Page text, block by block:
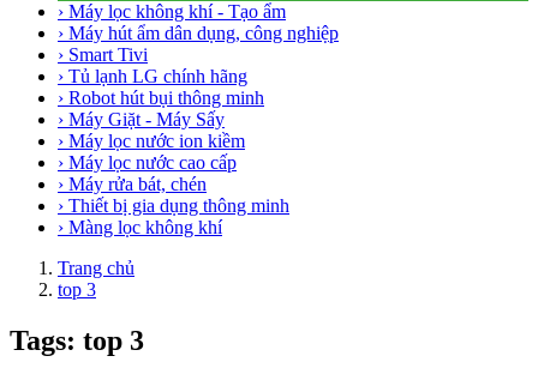
› Máy lọc không khí - Tạo ẩm
› Máy hút ẩm dân dụng, công nghiệp
› Smart Tivi
› Tủ lạnh LG chính hãng
› Robot hút bụi thông minh
› Máy Giặt - Máy Sấy
› Máy lọc nước ion kiềm
› Máy lọc nước cao cấp
› Máy rửa bát, chén
› Thiết bị gia dụng thông minh
› Màng lọc không khí
Trang chủ
top 3
Tags: top 3